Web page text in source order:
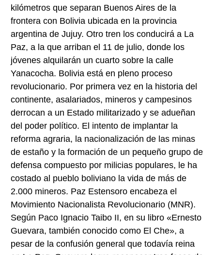
kilómetros que separan Buenos Aires de la
frontera con Bolivia ubicada en la provincia
argentina de Jujuy. Otro tren los conducirá a La
Paz, a la que arriban el 11 de julio, donde los
jóvenes alquilarán un cuarto sobre la calle
Yanacocha. Bolivia está en pleno proceso
revolucionario. Por primera vez en la historia del
continente, asalariados, mineros y campesinos
derrocan a un Estado militarizado y se adueñan
del poder político. El intento de implantar la
reforma agraria, la nacionalización de las minas
de estaño y la formación de un pequeño grupo de
defensa compuesto por milicias populares, le ha
costado al pueblo boliviano la vida de más de
2.000 mineros. Paz Estensoro encabeza el
Movimiento Nacionalista Revolucionario (MNR).
Según Paco Ignacio Taibo II, en su libro «Ernesto
Guevara, también conocido como El Che», a
pesar de la confusión general que todavía reina